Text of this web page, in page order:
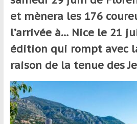
à
l’étranger
pour
assouvir
leur
passion,
tout
en
profitant
et mènera les 176
l’arrivée à… Nice le 21
édition qui rompt avec
raison de la tenue des